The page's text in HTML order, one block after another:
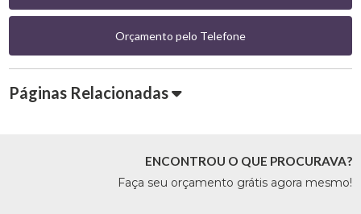
Orçamento pelo Telefone
Páginas Relacionadas
ENCONTROU O QUE PROCURAVA?
Faça seu orçamento grátis agora mesmo!